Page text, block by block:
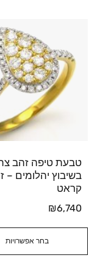
בחר אפשרויות
טבעת טיפה זהב
קראט
₪6,740